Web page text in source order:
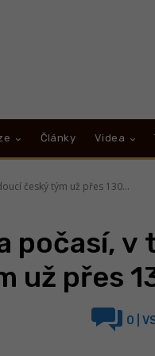
Články Videa
český tým už přes 130...
počasí, v
už přes
0 |